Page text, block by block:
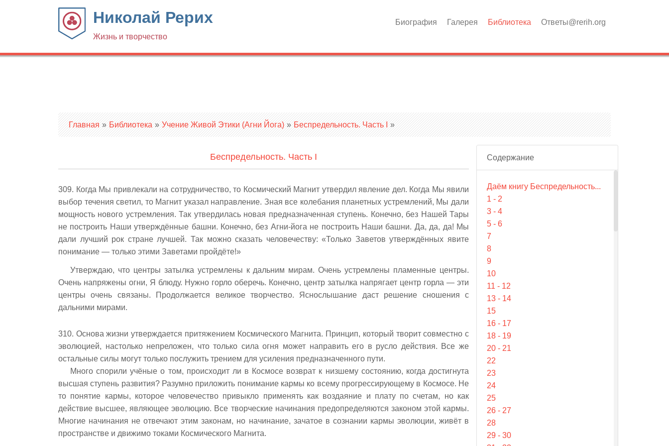
Николай Рерих
Жизнь и творчество
Биография Галерея Библиотека Ответы@rerih.org
Вы здесь
Главная » Библиотека » Учение Живой Этики (Агни Йога) » Беспредельность. Часть I »
Беспредельность. Часть I
309. Когда Мы привлекали на сотрудничество, то Космический Магнит утвердил явление дел. Когда Мы явили
выбор течения светил, то Магнит указал направление. Зная все колебания планетных устремлений, Мы дали
мощность нового устремления. Так утвердилась новая предназначенная ступень. Конечно, без Нашей Тары
не построить Наши утверждённые башни. Конечно, без Агни-йога не построить Наши башни. Да, да, да! Мы
дали лучший рок стране лучшей. Так можно сказать человечеству: «Только Заветов утверждённых явите
понимание — только этими Заветами пройдёте!»
Утверждаю, что центры затылка устремлены к дальним мирам. Очень устремлены пламенные центры.
Очень напряжены огни, Я блюду. Нужно горло оберечь. Конечно, центр затылка напрягает центр горла — эти
центры очень связаны. Продолжается великое творчество. Яснослышание даст решение сношения с
дальними мирами.
310. Основа жизни утверждается притяжением Космического Магнита. Принцип, который творит совместно с
эволюцией, настолько непреложен, что только сила огня может направить его в русло действия. Все же
остальные силы могут только послужить трением для усиления предназначенного пути.
Много спорили учёные о том, происходит ли в Космосе возврат к низшему состоянию, когда достигнута
высшая ступень развития? Разумно приложить понимание кармы ко всему прогрессирующему в Космосе. Не
то понятие кармы, которое человечество привыкло применять как воздаяние и плату по счетам, но как
действие высшее, являющее эволюцию. Все творческие начинания предопределяются законом этой кармы.
Многие начинания не отвечают этим законам, но начинание, зачатое в сознании кармы эволюции, живёт в
пространстве и движимо токами Космического Магнита.
Содержание
Даём книгу Беспредельность...
1 - 2
3 - 4
5 - 6
7
8
9
10
11 - 12
13 - 14
15
16 - 17
18 - 19
20 - 21
22
23
24
25
26 - 27
28
29 - 30